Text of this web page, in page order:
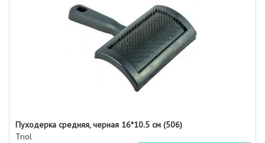
Пуходерка средняя, черная 16*10.5 см (506)
Triol